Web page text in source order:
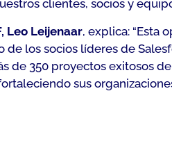
clientes, socios y
Leo Leijenaar, explica: “Esta
de los socios líderes de
de 350 proyectos exitosos
sus